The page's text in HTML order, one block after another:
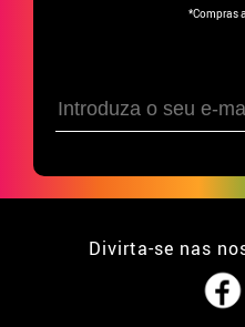
*Compras
Divirta-se nas